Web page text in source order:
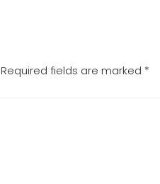
Required fields are marked *